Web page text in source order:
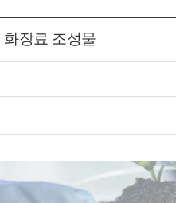
장료 조성물